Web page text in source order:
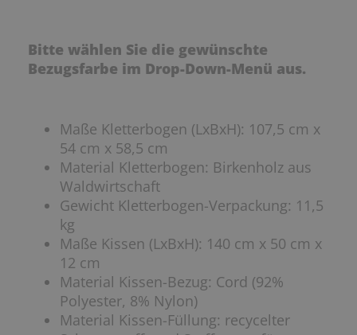
Bitte wählen Sie die gewünschte
Bezugsfarbe im Drop-Down-Menü aus.
Maße Kletterbogen (LxBxH): 107,5 cm x
54 cm x 58,5 cm
Material Kletterbogen: Birkenholz aus
Waldwirtschaft
Gewicht Kletterbogen-Verpackung: 11,5
kg
Maße Kissen (LxBxH): 140 cm x 50 cm x
12 cm
Material Kissen-Bezug: Cord (92%
Polyester, 8% Nylon)
Material Kissen-Füllung: recycelter